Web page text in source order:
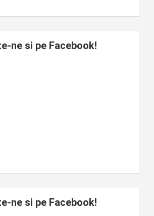
ne si pe Facebook!
ne si pe Facebook!